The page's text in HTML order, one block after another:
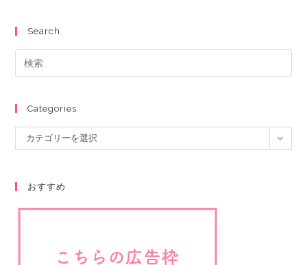
Search
Categories
カテゴリーを選択
おすすめ